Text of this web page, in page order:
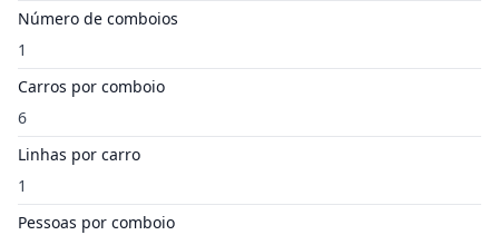
Número de comboios
1
Carros por comboio
6
Linhas por carro
1
Pessoas por comboio